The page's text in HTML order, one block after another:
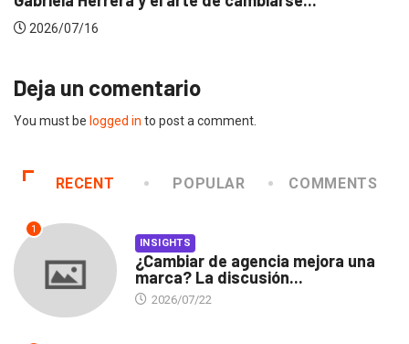
2026/07/16
Deja un comentario
You must be logged in to post a comment.
RECENT POPULAR COMMENTS
1
INSIGHTS
¿Cambiar de agencia mejora una
marca? La discusión...
2026/07/22